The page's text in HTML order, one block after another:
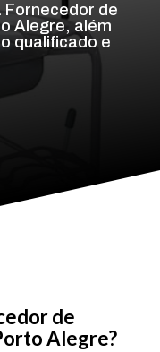
Fornecedor de
Alegre, além
qualificado e
de
Alegre?